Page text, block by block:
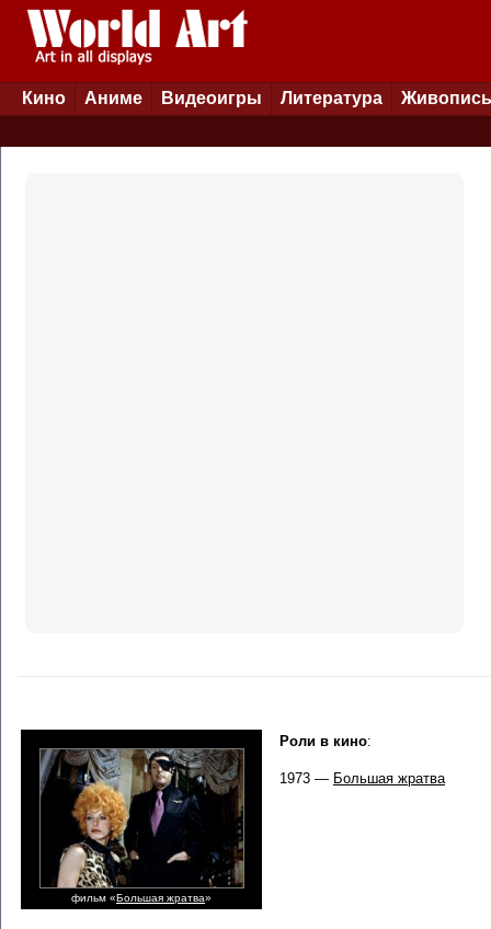
Кино Аниме Видеоигры Литература Живопись
фильм «Большая жратва»
Роли в кино:
1973 — Большая жратва